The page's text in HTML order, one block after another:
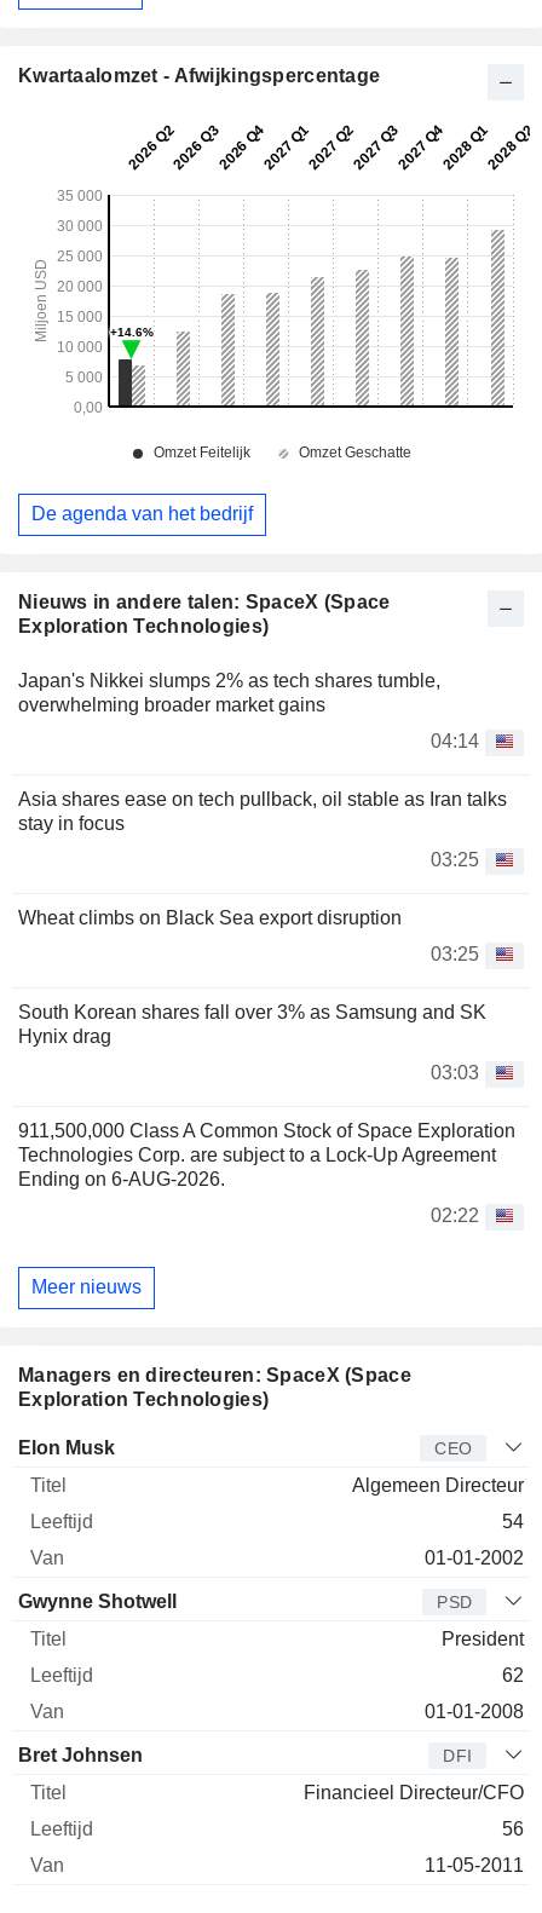
Nieuws in andere talen: SpaceX (Space
Exploration Technologies)
Japan's Nikkei slumps 2% as tech shares tumble,
overwhelming broader market gains
04:14
Asia shares ease on tech pullback, oil stable as Iran talks
stay in focus
03:25
Wheat climbs on Black Sea export disruption
03:25
South Korean shares fall over 3% as Samsung and SK
Hynix drag
03:03
911,500,000 Class A Common Stock of Space Exploration
Technologies Corp. are subject to a Lock-Up Agreement
Ending on 6-AUG-2026.
02:22
Meer nieuws
Managers en directeuren: SpaceX (Space
Exploration Technologies)
Bedrijfsleider
Elon Musk CEO
Algemeen Directeur
54
01-01-2002
Gwynne Shotwell PSD
President
62
01-01-2008
Bret Johnsen DFI
Financieel Directeur/CFO
56
11-05-2011
Kwartaalomzet - Afwijkingspercentage
De agenda van het bedrijf